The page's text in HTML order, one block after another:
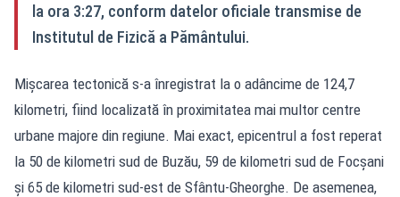
la ora 3:27, conform datelor oficiale transmise de
Institutul de Fizică a Pământului.
Mişcarea tectonică s-a înregistrat la o adâncime de 124,7
kilometri, fiind localizată în proximitatea mai multor centre
urbane majore din regiune. Mai exact, epicentrul a fost reperat
la 50 de kilometri sud de Buzău, 59 de kilometri sud de Focșani
și 65 de kilometri sud-est de Sfântu-Gheorghe. De asemenea,